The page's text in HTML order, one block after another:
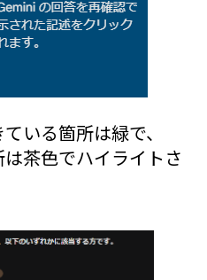
いる箇所は緑で、
茶色でハイライトさ